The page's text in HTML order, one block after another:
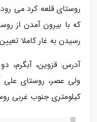
روستای قلعه کرد می
که با بیرون آمدن از
رسیدن به غار کاملا
آدرس: قزوین، آبگرم،
ولی عصر، روستای علی
کیلومتری جنوب غربی